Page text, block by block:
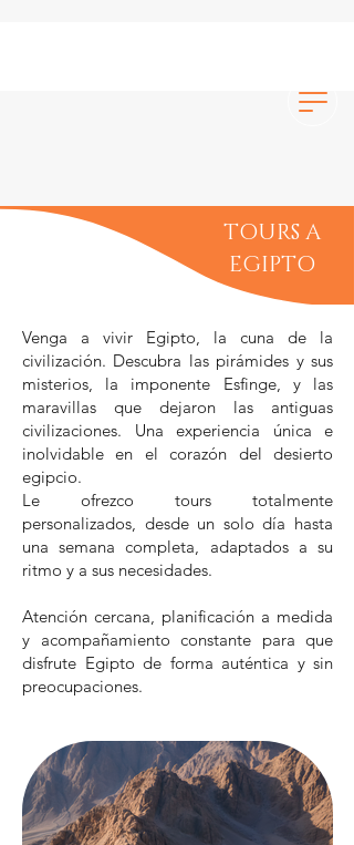
TOURS A
EGIPTO
Venga a vivir Egipto, la cuna de la
civilización. Descubra las pirámides y sus
misterios, la imponente Esfinge, y las
maravillas que dejaron las antiguas
civilizaciones. Una experiencia única e
inolvidable en el corazón del desierto
egipcio.
Le ofrezco tours totalmente
personalizados, desde un solo día hasta
una semana completa, adaptados a su
ritmo y a sus necesidades.
Atención cercana, planificación a medida
y acompañamiento constante para que
disfrute Egipto de forma auténtica y sin
preocupaciones.